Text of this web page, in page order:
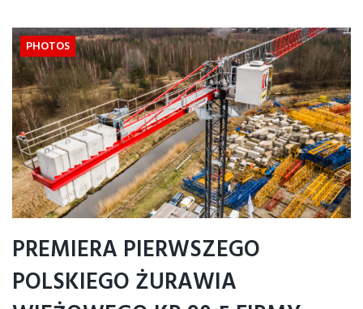
PHOTOS
PREMIERA PIERWSZEGO
POLSKIEGO ŻURAWIA